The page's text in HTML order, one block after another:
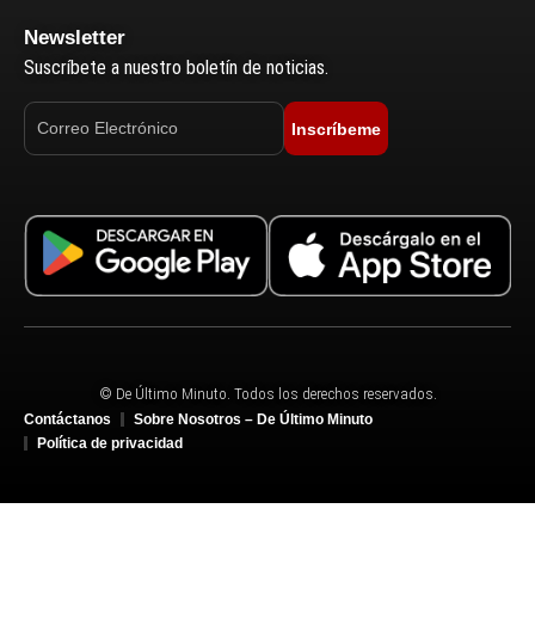
Newsletter
Suscríbete a nuestro boletín de noticias.
Inscríbeme
© De Último Minuto. Todos los derechos reservados.
Contáctanos
Sobre Nosotros – De Último Minuto
Política de privacidad